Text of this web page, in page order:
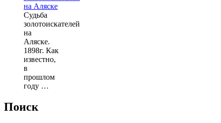
на Аляске
Судьба
золотоискателей
на
Аляске.
1898г. Как
известно,
в
прошлом
году …
Поиск